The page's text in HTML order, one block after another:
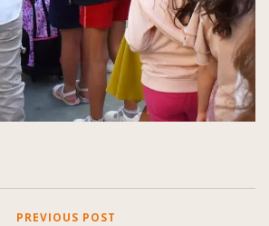
PREVIOUS POST